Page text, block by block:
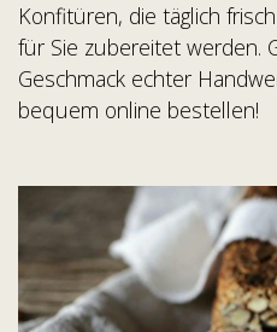
Konfitüren, die täglich
für Sie zubereitet werden.
Geschmack echter
bequem online bestellen!